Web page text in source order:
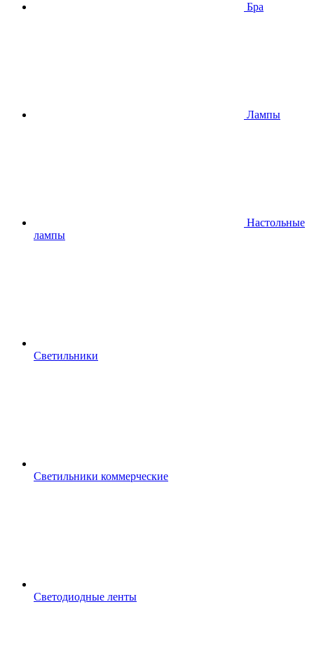
Бра
Лампы
Настольные
лампы
Светильники
Светильники коммерческие
Светодиодные ленты